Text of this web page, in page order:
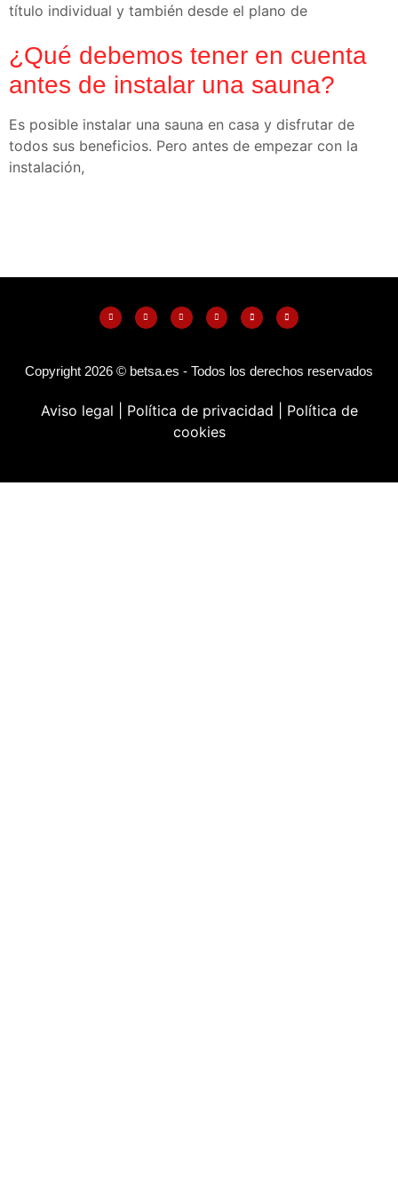
título individual y también desde el plano de
¿Qué debemos tener en cuenta
antes de instalar una sauna?
Es posible instalar una sauna en casa y disfrutar de
todos sus beneficios. Pero antes de empezar con la
instalación,
Copyright 2026 © betsa.es - Todos los derechos reservados
Aviso legal | Política de privacidad
Política de
cookies